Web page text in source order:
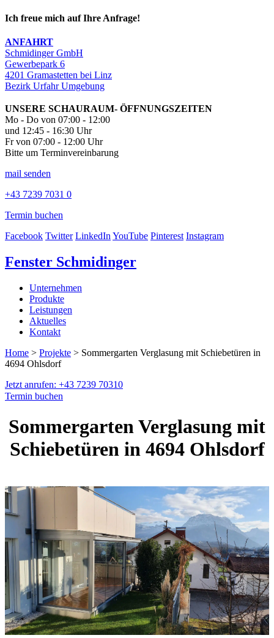
Ich freue mich auf Ihre Anfrage!
ANFAHRT
Schmidinger GmbH
Gewerbepark 6
4201 Gramastetten bei Linz
Bezirk Urfahr Umgebung
UNSERE SCHAURAUM- ÖFFNUNGSZEITEN
Mo - Do von 07:00 - 12:00
und 12:45 - 16:30 Uhr
Fr von 07:00 - 12:00 Uhr
Bitte um Terminvereinbarung
mail senden
+43 7239 7031 0
Termin buchen
Facebook Twitter LinkedInYouTube Pinterest Instagram
Fenster Schmidinger
Unternehmen
Produkte
Leistungen
Aktuelles
Kontakt
Home > Projekte > Sommergarten Verglasung mit Schiebetüren in
4694 Ohlsdorf
Jetzt anrufen: +43 7239 70310
Termin buchen
Sommergarten Verglasung mit
Schiebetüren in 4694 Ohlsdorf